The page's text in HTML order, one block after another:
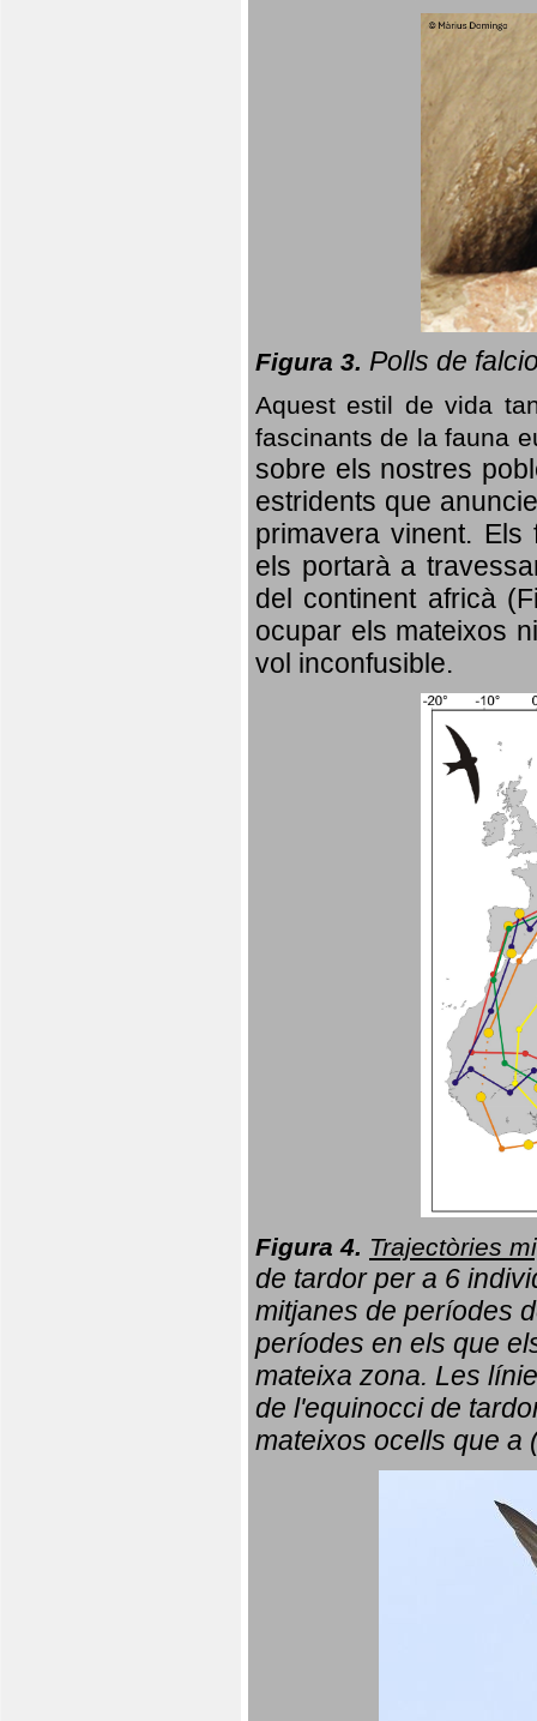
Figura 3. Polls de
Aquest estil de vida
fascinants de la fauna
sobre els nostres
estridents que
primavera vinent. Els
els portarà a
del continent africà
ocupar els mateixos
vol inconfusible.
Figura 4. Trajectòries
de tardor per a 6
mitjanes de períodes
períodes en els que
mateixa zona. Les
de l'equinocci de
mateixos ocells que a